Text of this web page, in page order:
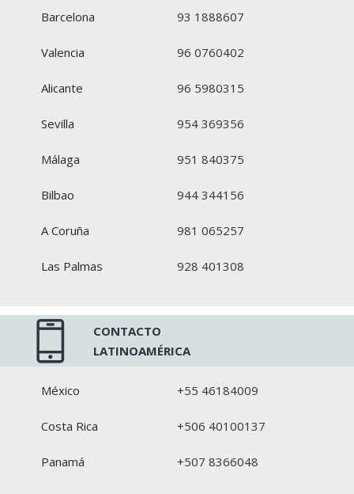
Barcelona 93 1888607
Valencia 96 0760402
Alicante 96 5980315
Sevilla 954 369356
Málaga 951 840375
Bilbao 944 344156
A Coruña 981 065257
Las Palmas 928 401308
CONTACTO
LATINOAMÉRICA
México +55 46184009
Costa Rica +506 40100137
Panamá +507 8366048